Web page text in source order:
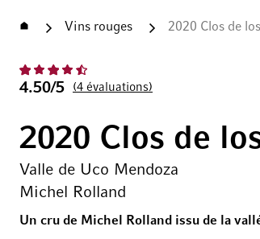
Accueil Vins rouges 2020 Clos de
4.50/5 4 évaluations
2020 Clos de
Valle de Uco Mendoza
Michel Rolland
Un cru de Michel Rolland issu de la